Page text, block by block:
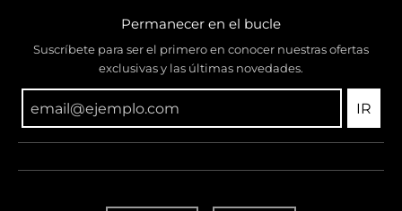
Permanecer en el bucle
Suscríbete para ser el primero en conocer nuestras ofertas
exclusivas y las últimas novedades.
IR